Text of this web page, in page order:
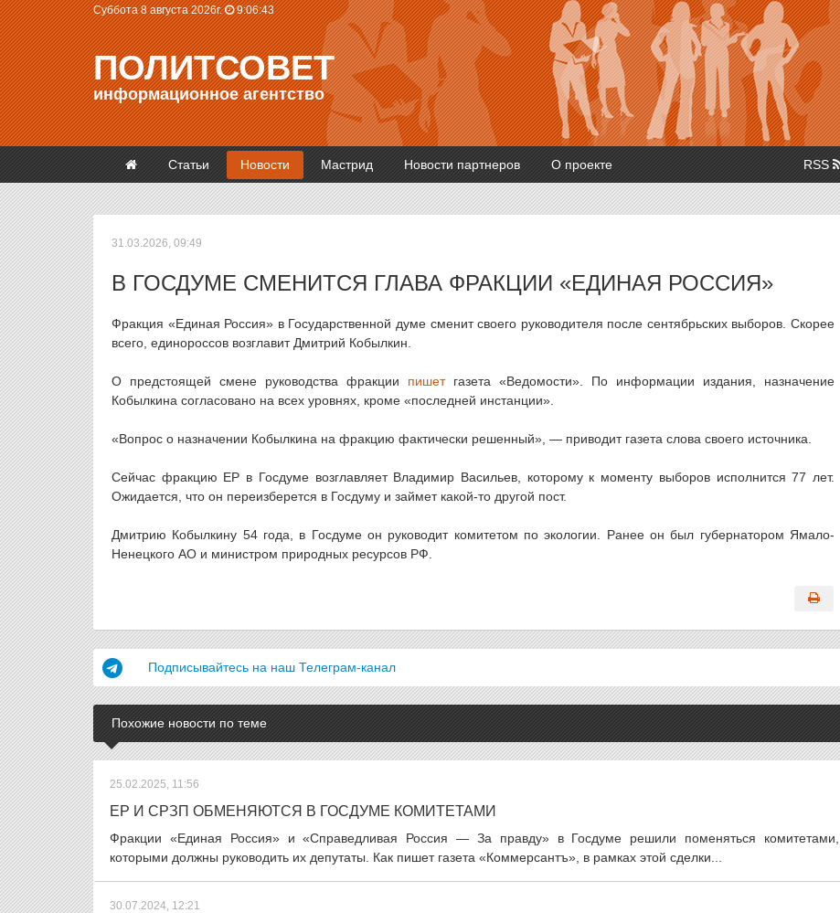
Суббота 8 августа 2026г. 9:06:43
ПОЛИТСОВЕТ
информационное агентство
Статьи Новости Мастрид Новости партнеров О проекте RSS
31.03.2026, 09:49
В ГОСДУМЕ СМЕНИТСЯ ГЛАВА ФРАКЦИИ «ЕДИНАЯ РОССИЯ»
Фракция «Единая Россия» в Государственной думе сменит своего руководителя после сентябрьских выборов. Скорее
всего, единороссов возглавит Дмитрий Кобылкин.
О предстоящей смене руководства фракции пишетгазета «Ведомости». По информации издания, назначение
Кобылкина согласовано на всех уровнях, кроме «последней инстанции».
«Вопрос о назначении Кобылкина на фракцию фактически решенный», — приводит газета слова своего источника.
Сейчас фракцию ЕР в Госдуме возглавляет Владимир Васильев, которому к моменту выборов исполнится 77 лет.
Ожидается, что он переизберется в Госдуму и займет какой-то другой пост.
Дмитрию Кобылкину 54 года, в Госдуме он руководит комитетом по экологии. Ранее он был губернатором Ямало-
Ненецкого АО и министром природных ресурсов РФ.
Подписывайтесь на наш Телеграм-канал
Похожие новости по теме
25.02.2025, 11:56
ЕР И СРЗП ОБМЕНЯЮТСЯ В ГОСДУМЕ КОМИТЕТАМИ
Фракции «Единая Россия» и «Справедливая Россия — За правду» в Госдуме решили поменяться комитетами,
которыми должны руководить их депутаты. Как пишет газета «Коммерсантъ», в рамках этой сделки...
30.07.2024, 12:21